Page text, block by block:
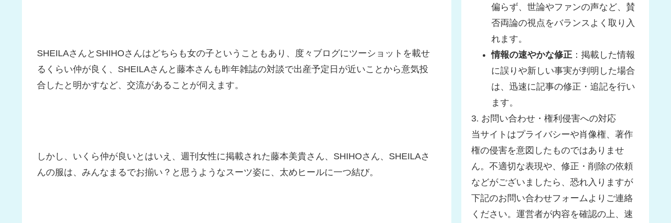
SHEILAさんとSHIHOさんはどちらも女の子ということもあり、度々ブログにツーショットを載せ
るくらい仲が良く、SHEILAさんと藤本さんも昨年雑誌の対談で出産予定日が近いことから意気投
合したと明かすなど、交流があることが伺えます。
しかし、いくら仲が良いとはいえ、週刊女性に掲載された藤本美貴さん、SHIHOさん、SHEILAさ
んの服は、みんなまるでお揃い？と思うようなスーツ姿に、太めヒールに一つ結び。
偏らず、世論やファンの声など、賛
否両論の視点をバランスよく取り入
れます。
情報の速やかな修正 ：掲載した情報
に誤りや新しい事実が判明した場合
は、迅速に記事の修正・追記を行い
ます。
3. お問い合わせ・権利侵害への対応
当サイトはプライバシーや肖像権、著作
権の侵害を意図したものではありませ
ん。不適切な表現や、修正・削除の依頼
などがございましたら、恐れ入りますが
下記のお問い合わせフォームよりご連絡
ください。運営者が内容を確認の上、速